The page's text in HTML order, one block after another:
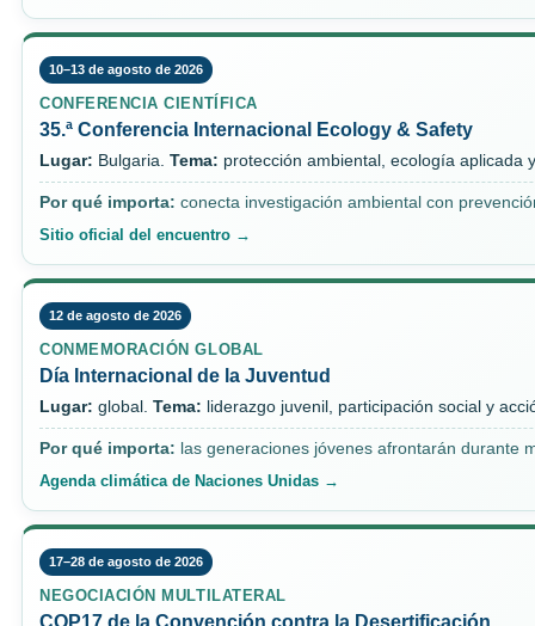
10–13 de agosto de 2026
CONFERENCIA CIENTÍFICA
35.ª Conferencia Internacional Ecology & Safety
Lugar: Bulgaria. Tema: protección ambiental, ecología aplicada
Por qué importa: conecta investigación ambiental con
Sitio oficial del encuentro →
12 de agosto de 2026
CONMEMORACIÓN GLOBAL
Día Internacional de la Juventud
Lugar: global. Tema: liderazgo juvenil, participación social y
Por qué importa: las generaciones jóvenes afrontarán durante
Agenda climática de Naciones Unidas →
17–28 de agosto de 2026
NEGOCIACIÓN MULTILATERAL